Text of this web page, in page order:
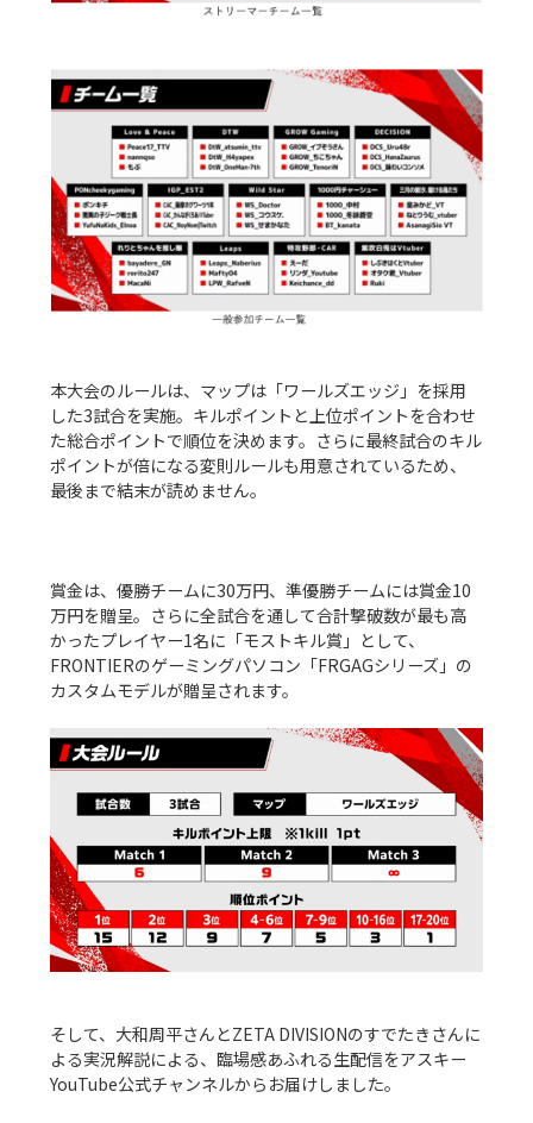
本大会のルールは、マップは「ワールズエッジ」を採用
した3試合を実施。キルポイントと上位ポイントを合わせ
た総合ポイントで順位を決めます。さらに最終試合のキル
ポイントが倍になる変則ルールも用意されているため、
最後まで結末が読めません。
賞金は、優勝チームに30万円、準優勝チームには賞金10
万円を贈呈。さらに全試合を通して合計撃破数が最も高
かったプレイヤー1名に「モストキル賞」として、
FRONTIERのゲーミングパソコン「FRGAGシリーズ」の
カスタムモデルが贈呈されます。
そして、大和周平さんとZETA DIVISIONのすでたきさんに
よる実況解説による、臨場感あふれる生配信をアスキー
YouTube公式チャンネルからお届けしました。